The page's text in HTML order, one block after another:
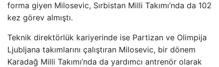
forma giyen Milosevic, Sırbistan Milli Takımı’nda da 102
kez görev almıştı.
Teknik direktörlük kariyerinde ise Partizan ve Olimpija
Ljubljana takımlarını çalıştıran Milosevic, bir dönem
Karadağ Milli Takımı’nda da yardımcı antrenör olarak